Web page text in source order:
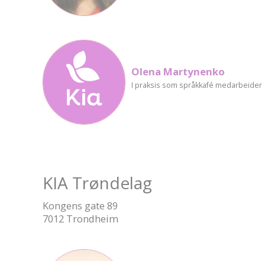
Olena Martynenko
I praksis som språkkafé medarbeider
KIA Trøndelag
Kongens gate 89
7012 Trondheim